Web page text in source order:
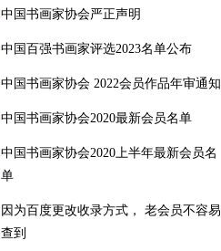
中国书画家协会严正声明
中国百强书画家评选2023名单公布
中国书画家协会 2022会员作品年审通知
中国书画家协会2020最新会员名单
中国书画家协会2020上半年最新会员名
单
因为百度更改收录方式， 老会员不容易
查到